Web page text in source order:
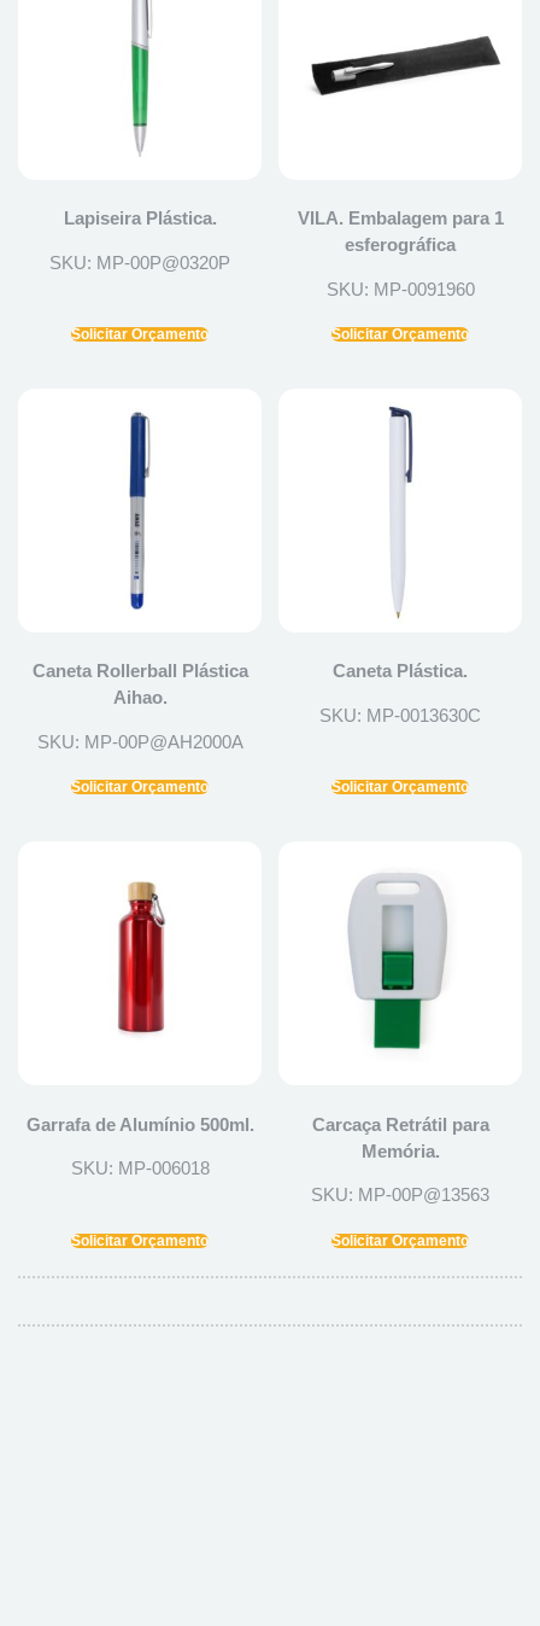
Lapiseira Plástica.
SKU: MP-00P@0320P
Solicitar Orçamento
VILA. Embalagem para 1
esferográfica
SKU: MP-0091960
Solicitar Orçamento
Caneta Rollerball Plástica
Aihao.
SKU: MP-00P@AH2000A
Solicitar Orçamento
Caneta Plástica.
SKU: MP-0013630C
Solicitar Orçamento
Garrafa de Alumínio 500ml.
SKU: MP-006018
Solicitar Orçamento
Carcaça Retrátil para
Memória.
SKU: MP-00P@13563
Solicitar Orçamento